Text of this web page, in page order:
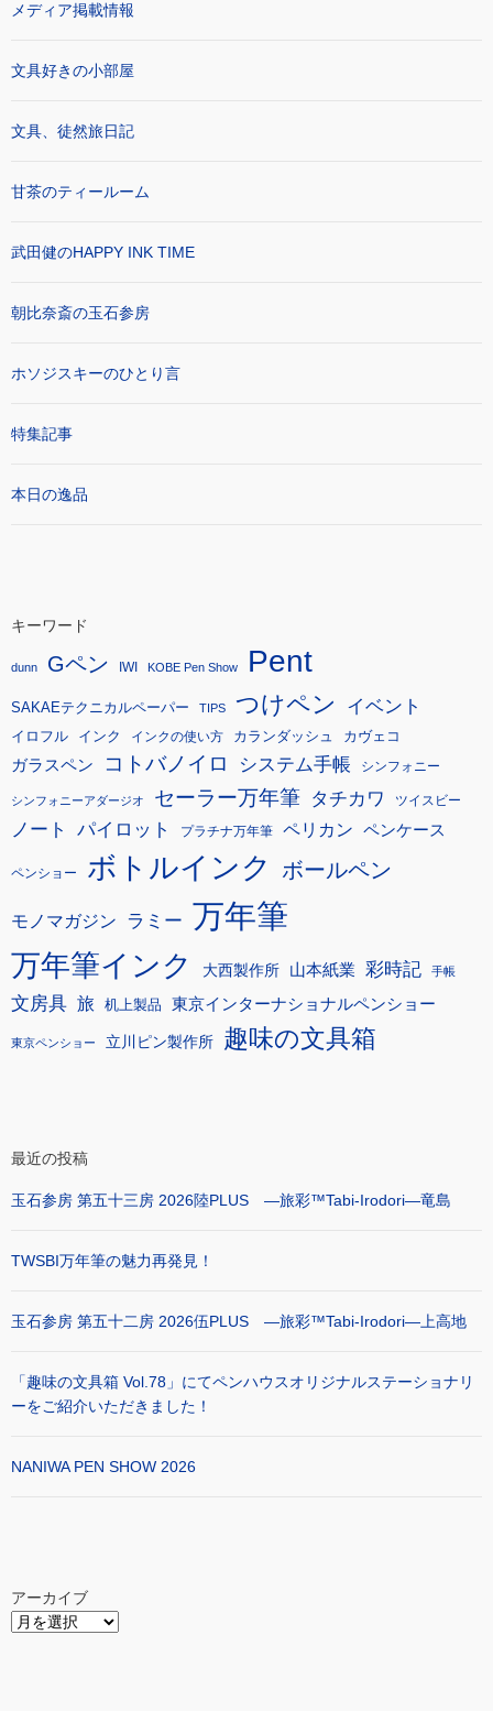
メディア掲載情報
文具好きの小部屋
文具、徒然旅日記
甘茶のティールーム
武田健のHAPPY INK TIME
朝比奈斎の玉石参房
ホソジスキーのひとり言
特集記事
本日の逸品
キーワード
dunn Gペン IWI KOBE Pen Show Pent
SAKAEテクニカルペーパー TIPS つけペン イベント
イロフル インク インクの使い方 カランダッシュ カヴェコ
ガラスペン コトバノイロ システム手帳 シンフォニー
シンフォニーアダージオ セーラー万年筆 タチカワ ツイスビー
ノート パイロット プラチナ万年筆 ペリカン ペンケース
ペンショー ボトルインク ボールペン
モノマガジン ラミー 万年筆
万年筆インク 大西製作所 山本紙業 彩時記 手帳
文房具 旅 机上製品 東京インターナショナルペンショー
東京ペンショー 立川ピン製作所 趣味の文具箱
最近の投稿
玉石参房 第五十三房 2026陸PLUS ―旅彩™Tabi-Irodori―竜島
TWSBI万年筆の魅力再発見！
玉石参房 第五十二房 2026伍PLUS ―旅彩™Tabi-Irodori―上高地
「趣味の文具箱 Vol.78」にてペンハウスオリジナルステーショナリ
ーをご紹介いただきました！
NANIWA PEN SHOW 2026
アーカイブ